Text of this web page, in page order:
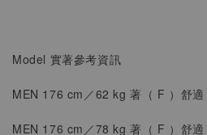
Model 實著參考資訊
MEN 176 cm／62 kg 著（ F ） 舒適
MEN 176 cm／78 kg 著（ F ） 舒適